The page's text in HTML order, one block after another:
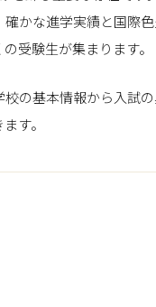
かな進学実績と国際
受験生が集まります。
の基本情報から入試
す。